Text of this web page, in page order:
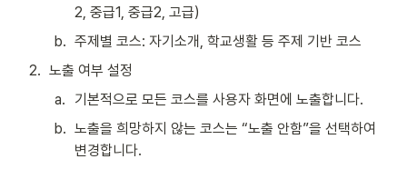
2, 중급1, 중급2, 고급)
b. 주제별 코스: 자기소개, 학교생활 등 주제 기반 코스
2. 노출 여부 설정
a.
기본적으로 모든 코스를 사용자 화면에 노출합니다.
b. 노출을 희망하지 않는 코스는 “노출 안함”을 선택하여
변경합니다.